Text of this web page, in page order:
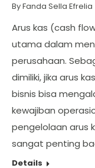
ByFanda Sella Efrelia
Arus kas (cash
utama dalam
perusahaan.
dimiliki, jika arus
bisnis bisa
kewajiban
pengelolaan arus
sangat penting
Details